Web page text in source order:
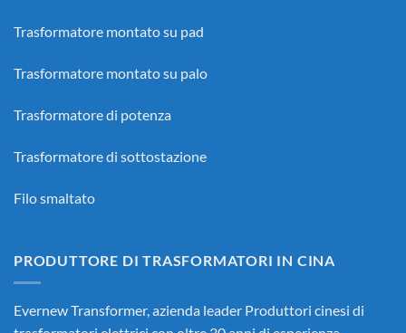
Trasformatore montato su pad
Trasformatore montato su palo
Trasformatore di potenza
Trasformatore di sottostazione
Filo smaltato
PRODUTTORE DI TRASFORMATORI IN CINA
Evernew Transformer, azienda leader Produttori cinesi di